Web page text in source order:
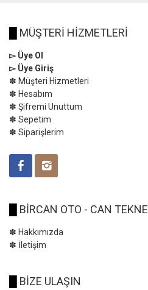
MÜŞTERİ HİZMETLERİ
▻ Üye Ol
▻ Üye Giriş
✽ Müşteri Hizmetleri
✽ Hesabım
✽ Şifremi Unuttum
✽ Sepetim
✽ Siparişlerim
BİRCAN OTO - CAN TEKNE
✽ Hakkımızda
✽ İletişim
BİZE ULAŞIN